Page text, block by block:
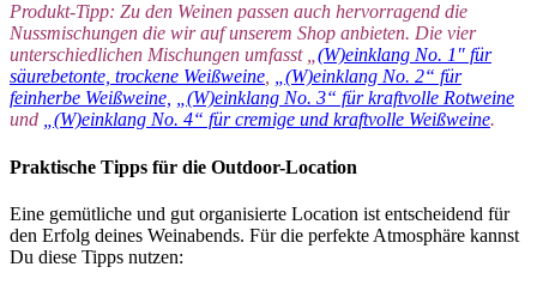
Produkt-Tipp: Zu den Weinen passen auch hervorragend die
Nussmischungen die wir auf unserem Shop anbieten. Die vier
unterschiedlichen Mischungen umfasst „(W)einklang No. 1″ für
säurebetonte, trockene Weißweine, „(W)einklang No. 2“ für
feinherbe Weißweine, „(W)einklang No. 3“ für kraftvolle Rotweine
und „(W)einklang No. 4“ für cremige und kraftvolle Weißweine.
Praktische Tipps für die Outdoor-Location
Eine gemütliche und gut organisierte Location ist entscheidend für
den Erfolg deines Weinabends. Für die perfekte Atmosphäre kannst
Du diese Tipps nutzen: